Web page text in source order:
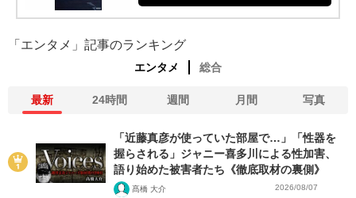
「エンタメ」記事のランキング
エンタメ 総合
最新 24時間 週間 月間 写真
「近藤真彦が使っていた部屋で…」「性器を
握らされる」ジャニー喜多川による性加害、
語り始めた被害者たち《徹底取材の裏側》
髙橋 大介 2026/08/07